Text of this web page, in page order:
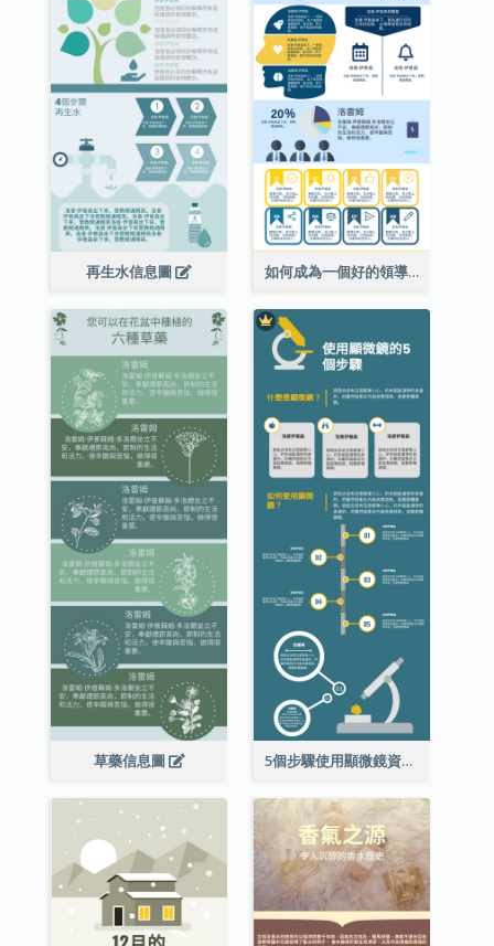
再生水信息圖 如何成為一個好的領導者信息圖
草藥信息圖 5個步驟使用顯微鏡資料圖